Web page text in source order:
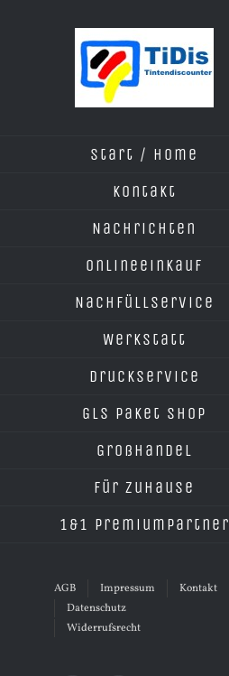
Start / Home
Kontakt
Nachrichten
Onlineeinkauf
Nachfüllservice
Werkstatt
Druckservice
GLS Paket Shop
Großhandel
Für Zuhause
1&1 Premiumpartner
AGB Impressum
Kontakt
Datenschutz
Widerrufsrecht